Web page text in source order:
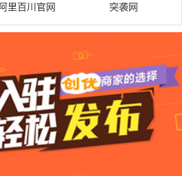
阿里百川官网 突袭网